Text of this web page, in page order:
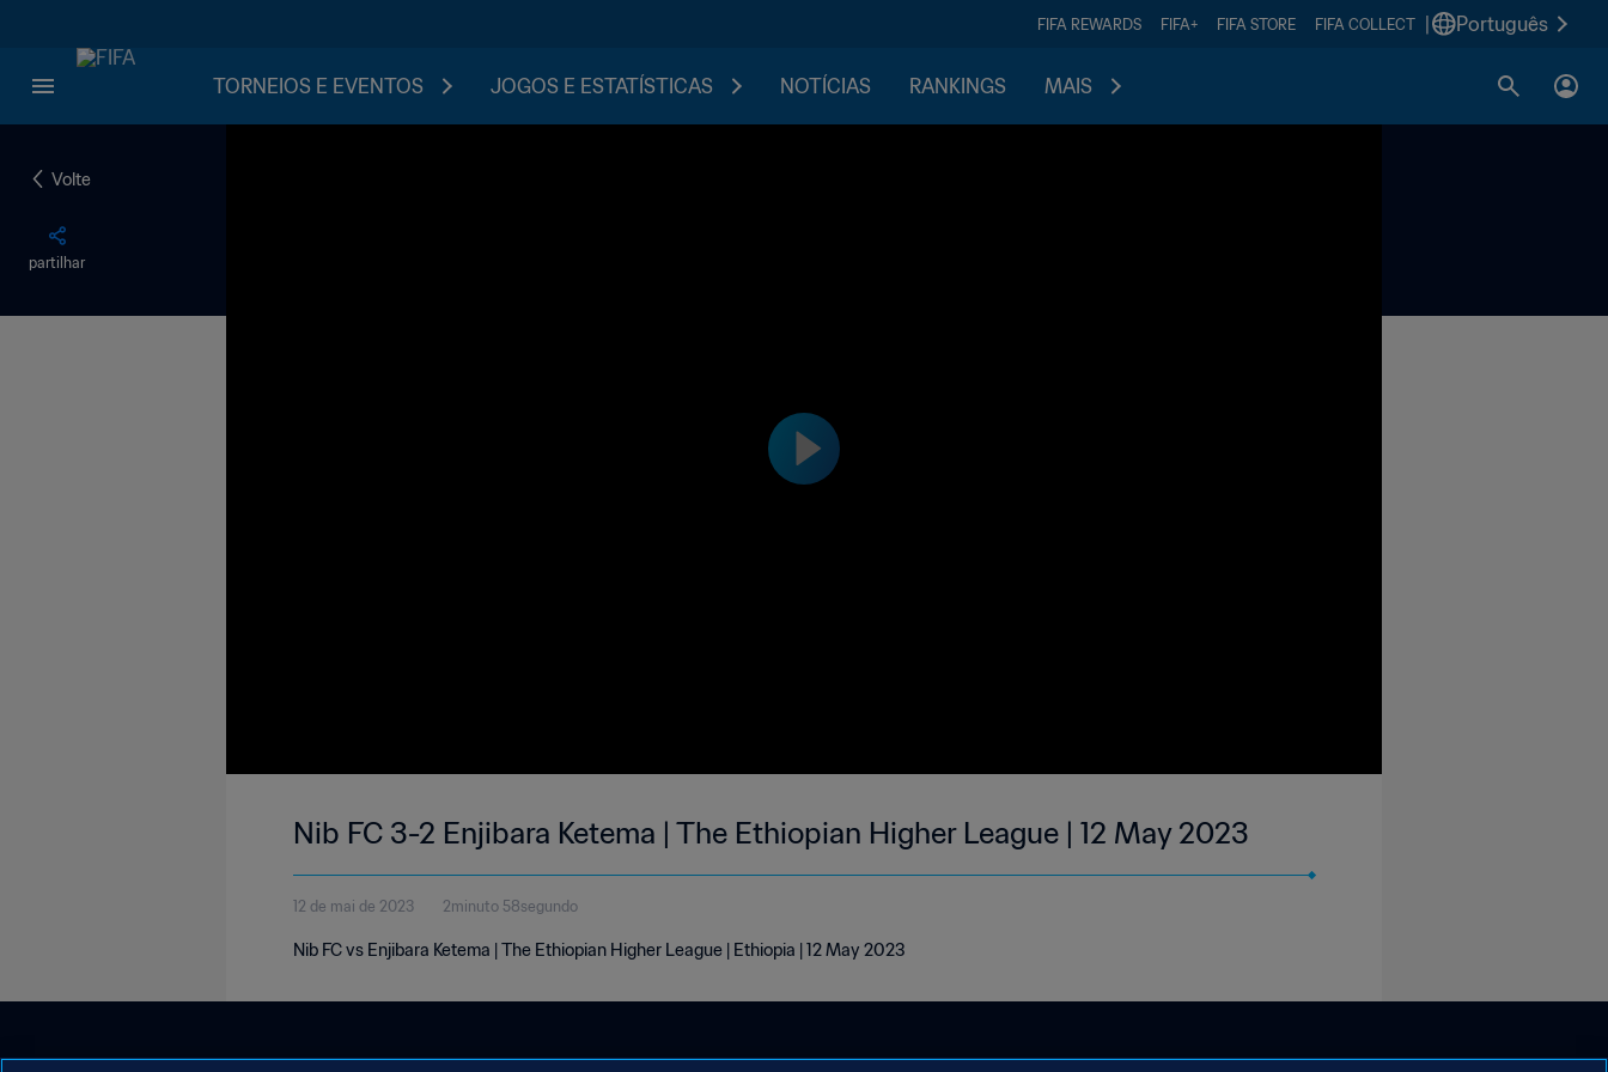
FIFA REWARDS FIFA+ FIFA STORE FIFA COLLECT Português
TORNEIOS E EVENTOS JOGOS E ESTATÍSTICAS NOTÍCIAS RANKINGS MAIS
Volte
partilhar
Nib FC 3-2 Enjibara Ketema | The Ethiopian Higher League | 12 May 2023
12 de mai de 2023 2minuto 58segundo
Nib FC vs Enjibara Ketema | The Ethiopian Higher League | Ethiopia | 12 May 2023